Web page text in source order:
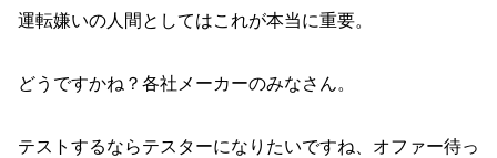
運転嫌いの人間としてはこれが本当に重要。
どうですかね？各社メーカーのみなさん。
テストするならテスターになりたいですね、オファー待っ